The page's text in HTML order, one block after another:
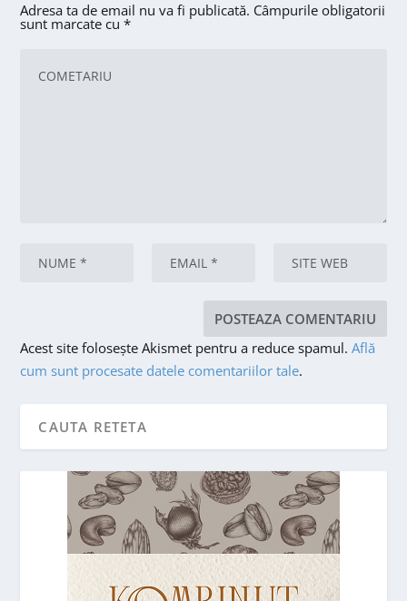
Adresa ta de email nu va fi publicată. Câmpurile obligatorii
sunt marcate cu*
Acest site folosește Akismet pentru a reduce spamul.Află
cum sunt procesate datele comentariilor tale.